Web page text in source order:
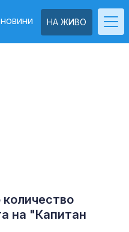
НА ЖИВО
на "Капитан